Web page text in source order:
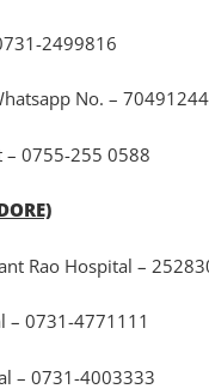
2499816
No. –
– 0755-255 0588
Rao Hospital –
– 0731-4771111
– 0731-4003333